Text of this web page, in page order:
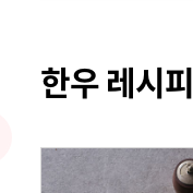
한우 레시피